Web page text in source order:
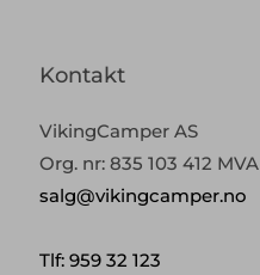
Kontakt
VikingCamper AS
Org. nr: 835 103 412 MVA
salg@vikingcamper.no
Tlf: 959 32 123